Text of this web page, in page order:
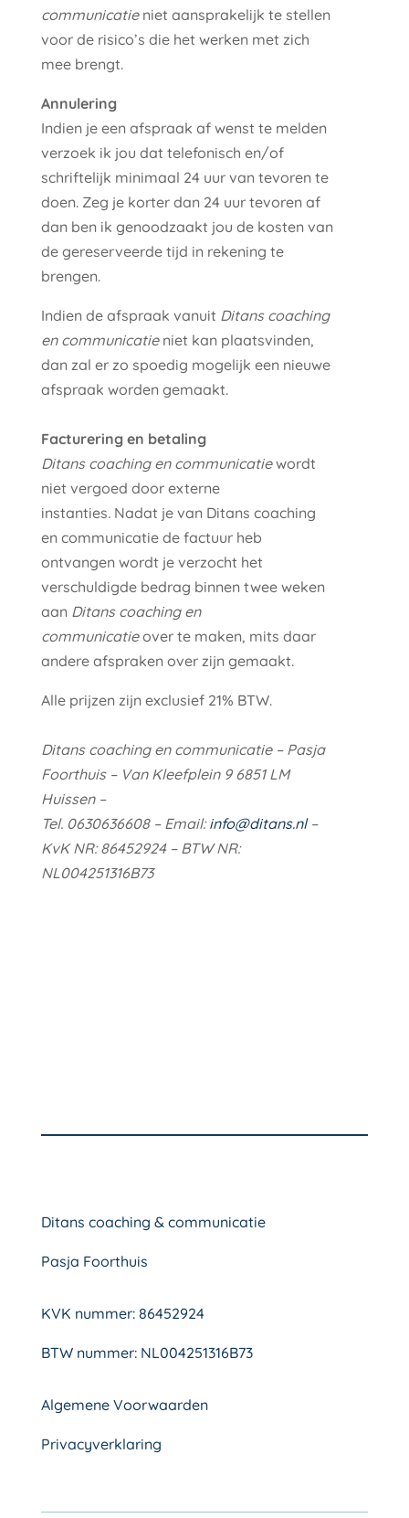
communicatieniet aansprakelijk te stellen
voor de risico’s die het werken met zich
mee brengt.
Annulering
Indien je een afspraak af wenst te melden
verzoek ik jou dat telefonisch en/of
schriftelijk minimaal 24 uur van tevoren te
doen. Zeg je korter dan 24 uur tevoren af
dan ben ik genoodzaakt jou de kosten van
de gereserveerde tijd in rekening te
brengen.
Indien de afspraak vanuit Ditans coaching
en communicatie niet kan plaatsvinden,
dan zal er zo spoedig mogelijk een nieuwe
afspraak worden gemaakt.
Facturering en betaling
Ditans coaching en communicatiewordt
niet vergoed door externe
instanties. Nadat je van Ditans coaching
en communicatie de factuur heb
ontvangen wordt je verzocht het
verschuldigde bedrag binnen twee weken
aan Ditans coaching en
communicatieover te maken, mits daar
andere afspraken over zijn gemaakt.
Alle prijzen zijn exclusief 21% BTW.
Ditans coaching en communicatie – Pasja
Foorthuis – Van Kleefplein 9 6851 LM
Huissen –
Tel. 0630636608 – Email:info@ditans.nl–
KvK NR: 86452924 – BTW NR:
NL004251316B73
Ditans coaching & communicatie
Pasja Foorthuis
KVK nummer: 86452924
BTW nummer: NL004251316B73
Algemene Voorwaarden
Privacyverklaring